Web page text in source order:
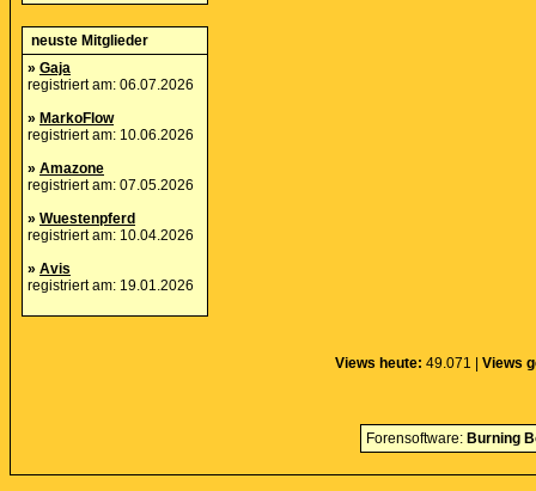
neuste Mitglieder
» Gaja
registriert am: 06.07.2026
» MarkoFlow
registriert am: 10.06.2026
» Amazone
registriert am: 07.05.2026
» Wuestenpferd
registriert am: 10.04.2026
» Avis
registriert am: 19.01.2026
Views heute: 49.071 | Views
Forensoftware: Burning